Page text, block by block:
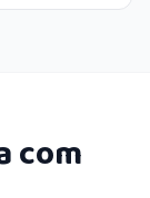
com